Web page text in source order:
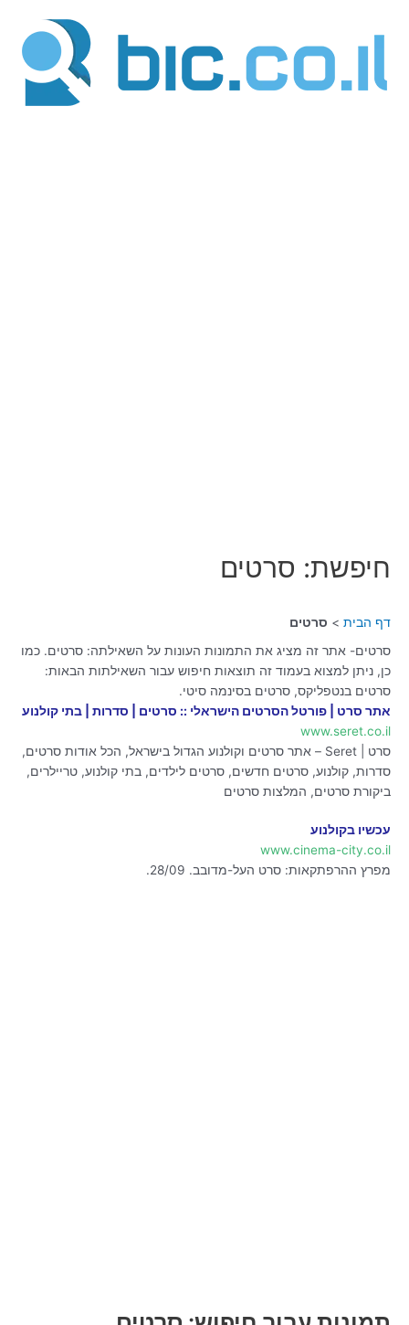
חיפשת: סרטים
דף הבית
סרטים
סרטים- אתר זה מציג את התמונות העונות על השאילתה: סרטים. כמו
כן, ניתן למצוא בעמוד זה תוצאות חיפוש עבור השאילתות הבאות:
סרטים בנטפליקס, סרטים בסינמה סיטי.
אתר סרט | פורטל הסרטים הישראלי :: סרטים | סדרות | בתי קולנוע
www.seret.co.il
סרט | ‏Seret‏ – אתר סרטים וקולנוע הגדול בישראל, הכל אודות סרטים,
סדרות, קולנוע, סרטים חדשים, סרטים ‏לילדים, בתי קולנוע, טריילרים,
ביקורת סרטים, המלצות סרטים
עכשיו בקולנוע
www.cinema-city.co.il
מפרץ ההרפתקאות: סרט העל-מדובב. 28/09.